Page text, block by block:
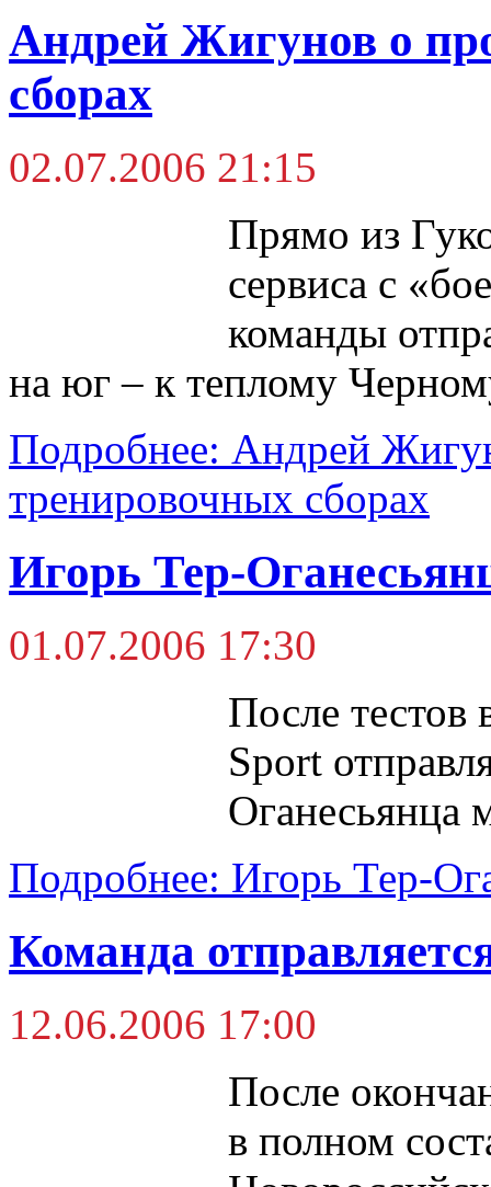
Андрей Жигунов о
сборах
02.07.2006 21:15
Прямо из
сервиса с
команды
на юг – к теплому
Подробнее: Андрей
тренировочных сборах
Игорь Тер-
01.07.2006 17:30
После тестов
Sport
Оганесьянца
Подробнее: Игорь Тер-
Команда
12.06.2006 17:00
После
в полном